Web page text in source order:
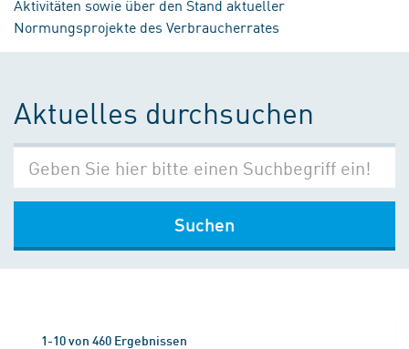
Aktivitäten sowie über den Stand aktueller
Normungsprojekte des Verbraucherrates
Aktuelles durchsuchen
Suchen
1-10 von 460 Ergebnissen